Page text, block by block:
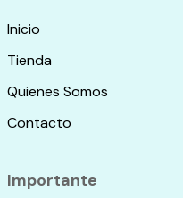
Inicio
Tienda
Quienes Somos
Contacto
Importante